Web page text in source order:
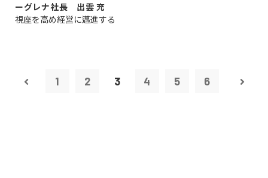
ーグレナ社長 出雲 充
視座を高め経営に邁進する
1 2 3 4 5 6